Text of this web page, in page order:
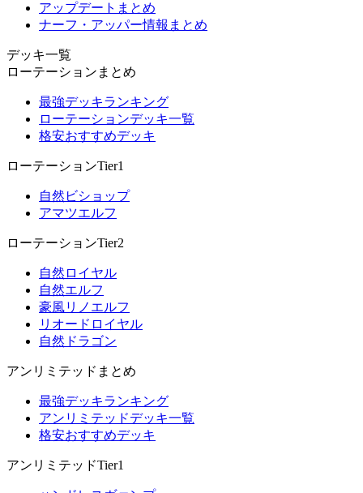
アップデートまとめ
ナーフ・アッパー情報まとめ
デッキ一覧
ローテーションまとめ
最強デッキランキング
ローテーションデッキ一覧
格安おすすめデッキ
ローテーションTier1
自然ビショップ
アマツエルフ
ローテーションTier2
自然ロイヤル
自然エルフ
豪風リノエルフ
リオードロイヤル
自然ドラゴン
アンリミテッドまとめ
最強デッキランキング
アンリミテッドデッキ一覧
格安おすすめデッキ
アンリミテッドTier1